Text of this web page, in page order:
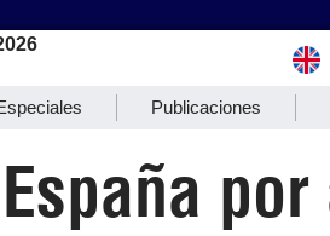
Publicaciones